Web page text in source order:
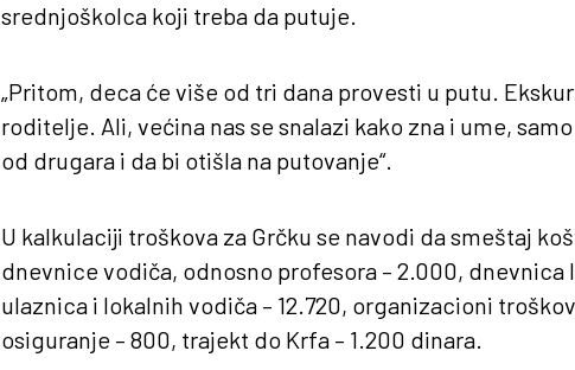
srednjoškolca koji treba da putuje.
„Pritom, deca će više od tri dana provesti u putu.
roditelje. Ali, većina nas se snalazi kako zna i ume,
od drugara i da bi otišla na putovanje“.
U kalkulaciji troškova za Grčku se navodi da smeštaj
dnevnice vodiča, odnosno profesora – 2.000, dnevnica
ulaznica i lokalnih vodiča – 12.720, organizacioni
osiguranje – 800, trajekt do Krfa – 1.200 dinara.